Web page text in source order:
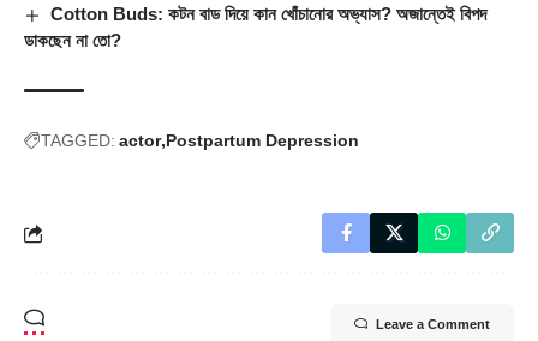
Cotton Buds: কটন বাড দিয়ে কান খোঁচানোর অভ্যাস? অজান্তেই বিপদ
ডাকছেন না তো?
TAGGED: actor Postpartum Depression
Leave a Comment